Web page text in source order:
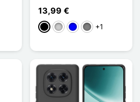
13,99 €
PretoTransparente
AzulGris Transparent
+1